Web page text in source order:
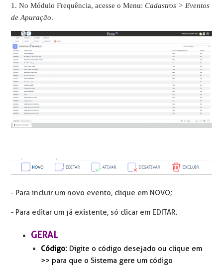
1. No Módulo Frequência, acesse o Menu:Cadastros > Eventos
de Apuração.
- Para incluir um novo evento, clique em NOVO;
- Para editar um já existente, só clicar em EDITAR.
GERAL
Código: Digite o código desejado ou clique em
>> para que o Sistema gere um código